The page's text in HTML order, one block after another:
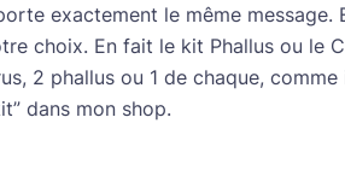
exactement le même
choix. En fait le kit Phallus ou le
2 phallus ou 1 de chaque,
dans mon shop.